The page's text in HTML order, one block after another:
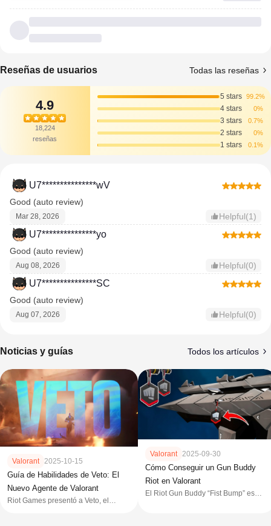
Reseñas de usuarios Todas las reseñas
4.9
18,224
reseñas
5 stars 99.2%
4 stars 0%
3 stars 0.7%
2 stars 0%
1 stars 0.1%
U7***************wV
Good (auto review)
Mar 28, 2026 Helpful(1)
U7***************yo
Good (auto review)
Aug 08, 2026 Helpful(0)
U7***************SC
Good (auto review)
Aug 07, 2026 Helpful(0)
Noticias y guías Todos los artículos
Valorant 2025-10-15
Guía de Habilidades de Veto: El
Nuevo Agente de Valorant
Riot Games presentó a Veto, el
Valorant 2025-09-30
Cómo Conseguir un Gun Buddy
Riot en Valorant
El Riot Gun Buddy “Fist Bump” es